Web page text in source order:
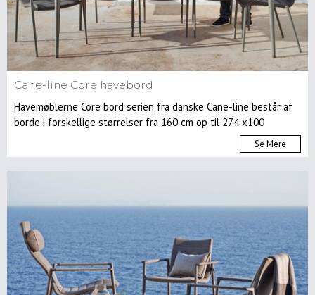
Cane-line Core havebord
Havemøblerne Core bord serien fra danske Cane-line består af
borde i forskellige størrelser fra 160 cm op til 274 x100
Se Mere